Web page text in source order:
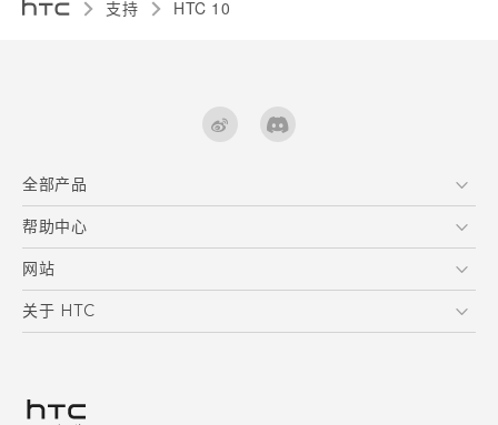
支持 HTC 10‎
用户指南
全部产品
区块链智能手机
VIVE
帮助中心
在线客服
支援与服务
产品保固说明
网站
HTC Dev
关于 HTC
投资人